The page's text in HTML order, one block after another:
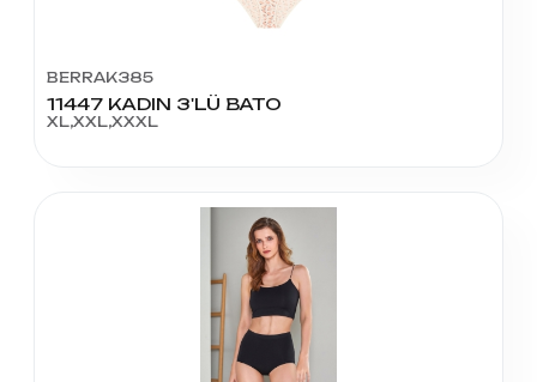
BERRAK385
11447 KADIN 3'LÜ BATO
XL,XXL,XXXL